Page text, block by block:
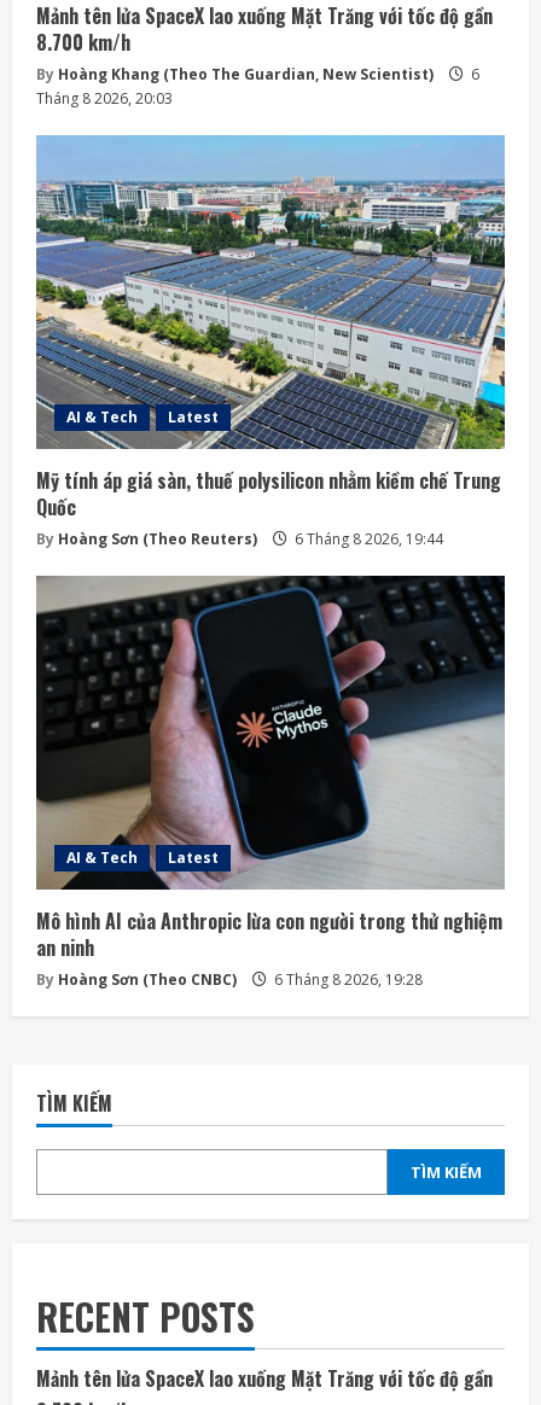
Mảnh tên lửa SpaceX lao xuống Mặt Trăng với tốc độ gần
8.700 km/h
By Hoàng Khang (Theo The Guardian, New Scientist)
6
Tháng 8 2026, 20:03
AI & Tech Latest
Mỹ tính áp giá sàn, thuế polysilicon nhằm kiềm chế Trung
Quốc
By Hoàng Sơn (Theo Reuters) 6 Tháng 8 2026, 19:44
AI & Tech Latest
Mô hình AI của Anthropic lừa con người trong thử nghiệm
an ninh
By Hoàng Sơn (Theo CNBC) 6 Tháng 8 2026, 19:28
TÌM KIẾM
TÌM KIẾM
RECENT POSTS
Mảnh tên lửa SpaceX lao xuống Mặt Trăng với tốc độ gần